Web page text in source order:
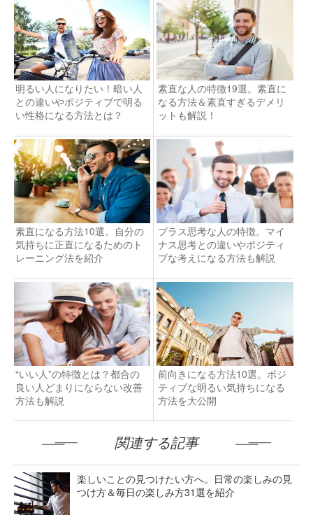
明るい人になりたい！暗い人
との違いやポジティブで明る
い性格になる方法とは？
素直な人の特徴19選。素直に
なる方法＆素直すぎるデメリ
ットも解説！
素直になる方法10選。自分の
気持ちに正直になるためのト
レーニング法を紹介
プラス思考な人の特徴。マイ
ナス思考との違いやポジティ
ブな考えになる方法も解説
“いい人”の特徴とは？都合の
良い人どまりにならない改善
方法も解説
前向きになる方法10選。ポジ
ティブな明るい気持ちになる
方法を大公開
関連する記事
楽しいことの見つけたい方へ。日常の楽しみの見
つけ方＆毎日の楽しみ方31選を紹介